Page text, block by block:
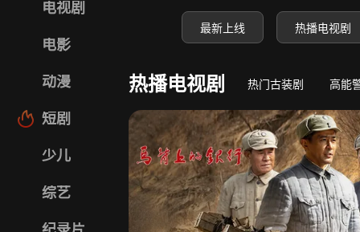
电视剧
电影
动漫
短剧
少儿
综艺
最新上线 热播电视剧
热播电视剧 热门古装剧 高能